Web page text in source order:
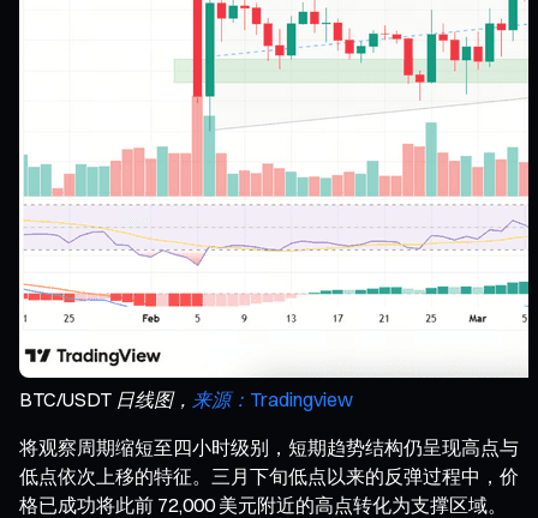
BTC/USDT 日线图， 来源：Tradingview
将观察周期缩短至四小时级别，短期趋势结构仍呈现高点与
低点依次上移的特征。三月下旬低点以来的反弹过程中，价
格已成功将此前 72,000 美元附近的高点转化为支撑区域。